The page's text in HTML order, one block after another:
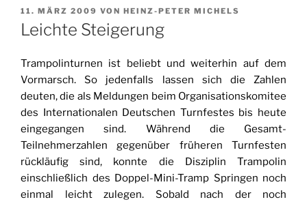
VERÖFFENTLICHT
AM
11. MÄRZ 2009 VON HEINZ-PETER MICHELS
Leichte Steigerung
Trampolinturnen ist beliebt und weiterhin auf dem
Vormarsch. So jedenfalls lassen sich die Zahlen
deuten, die als Meldungen beim Organisationskomitee
des Internationalen Deutschen Turnfestes bis heute
eingegangen sind. Während die Gesamt-
Teilnehmerzahlen gegenüber früheren Turnfesten
rückläufig sind, konnte die Disziplin Trampolin
einschließlich des Doppel-Mini-Tramp Springen noch
einmal leicht zulegen. Sobald nach der noch